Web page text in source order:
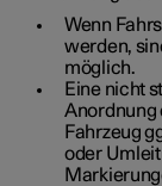
Wenn
werden,
möglich.
Eine nicht
Anordnung
Fahrzeug
oder